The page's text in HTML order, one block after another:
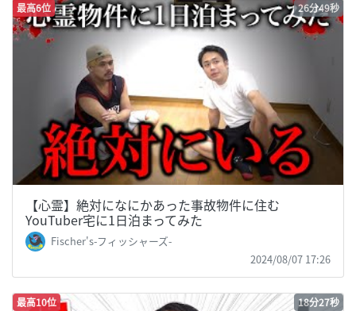
最高6位 26分49秒
【心霊】絶対になにかあった事故物件に住む
YouTuber宅に1日泊まってみた
Fischer's-フィッシャーズ-
2024/08/07 17:26
最高10位 18分27秒